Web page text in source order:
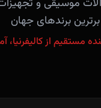
آلات موسیقی و
برترین برندهای جهان
مستقیم از کالیفرنیا،